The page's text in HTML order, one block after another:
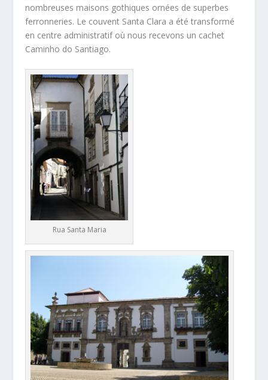
nombreuses maisons gothiques ornées de superbes
ferronneries. Le couvent Santa Clara a été transformé
en centre administratif où nous recevons un cachet
Caminho do Santiago.
Rua Santa Maria